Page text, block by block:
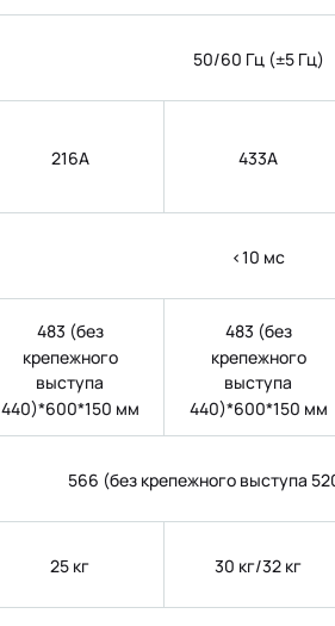
50/60 Гц (±5 Гц)
216А 433А
<10 мс
483 (без
крепежного
выступа
440)*600*150 мм
483 (без
крепежного
выступа
440)*600*150 мм
566 (без крепежного выступа
25 кг 30 кг/32 кг